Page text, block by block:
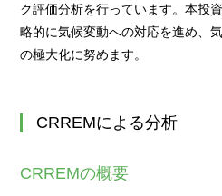
ク評価分析を行っています。本投
略的に気候変動への対応を進め、
の極大化に努めます。
CRREMによる分析
CRREMの概要